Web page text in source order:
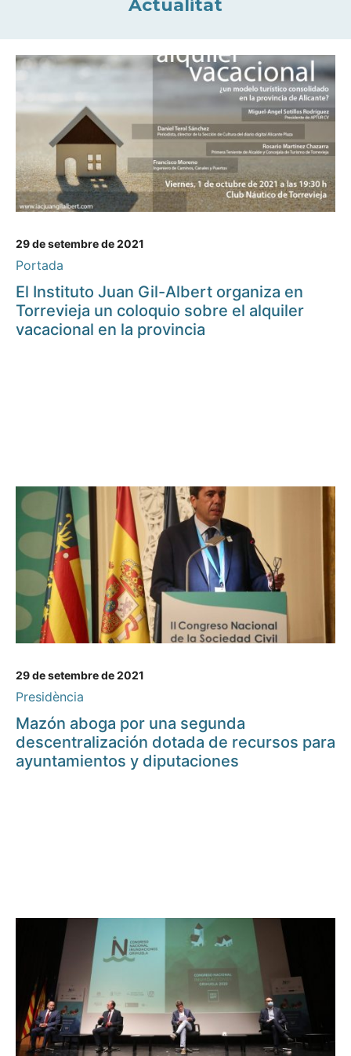
Actualitat
29 de setembre de 2021
Portada
El Instituto Juan Gil-Albert organiza en
Torrevieja un coloquio sobre el alquiler
vacacional en la provincia
29 de setembre de 2021
Presidència
Mazón aboga por una segunda
descentralización dotada de recursos para
ayuntamientos y diputaciones